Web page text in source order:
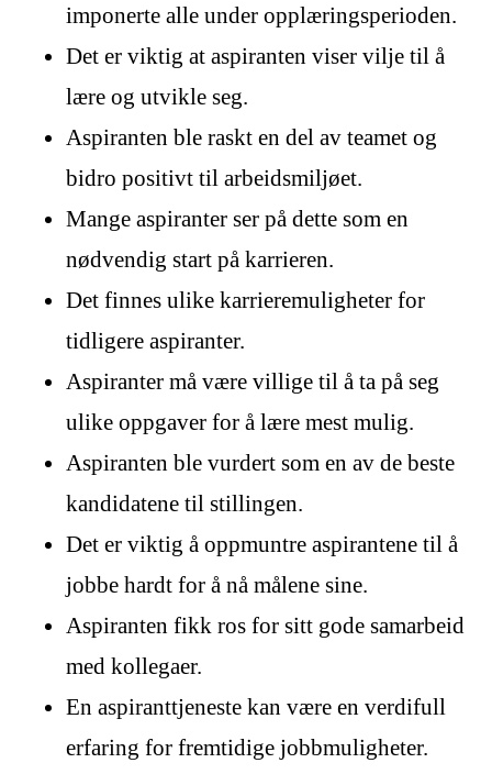
imponerte alle under opplæringsperioden.
Det er viktig at aspiranten viser vilje til å
lære og utvikle seg.
Aspiranten ble raskt en del av teamet og
bidro positivt til arbeidsmiljøet.
Mange aspiranter ser på dette som en
nødvendig start på karrieren.
Det finnes ulike karrieremuligheter for
tidligere aspiranter.
Aspiranter må være villige til å ta på seg
ulike oppgaver for å lære mest mulig.
Aspiranten ble vurdert som en av de beste
kandidatene til stillingen.
Det er viktig å oppmuntre aspirantene til å
jobbe hardt for å nå målene sine.
Aspiranten fikk ros for sitt gode samarbeid
med kollegaer.
En aspiranttjeneste kan være en verdifull
erfaring for fremtidige jobbmuligheter.